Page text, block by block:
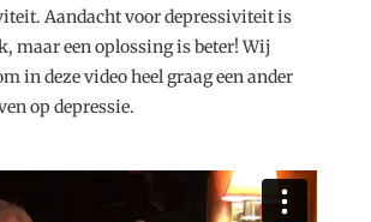
Aandacht voor depressiviteit is
maar een oplossing is beter! Wij
in deze video heel graag een ander
op depressie.